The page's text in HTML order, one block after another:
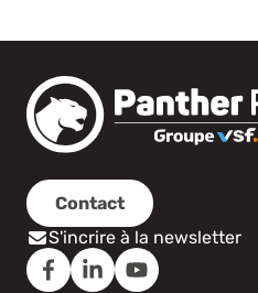
Contact
S'incrire à la newsletter